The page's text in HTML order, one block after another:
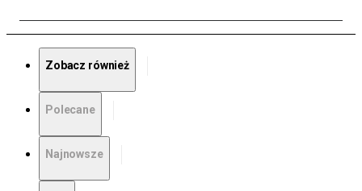
Zobacz również
Polecane
Najnowsze